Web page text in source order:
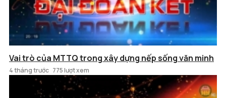
Vai trò của MTTQ trong xây dựng nếp sống văn minh
4 tháng trước 775 lượt xem